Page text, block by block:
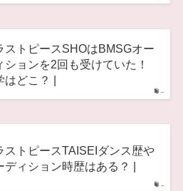
–
ストピースSHOはBMSGオー
ションを2回も受けていた！
はどこ？ |
–
ストピースTAISEIダンス歴や
ディション時歴はある？ |